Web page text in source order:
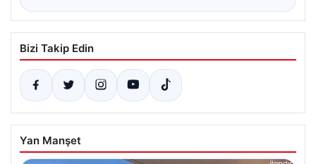
Bizi Takip Edin
Yan Manşet